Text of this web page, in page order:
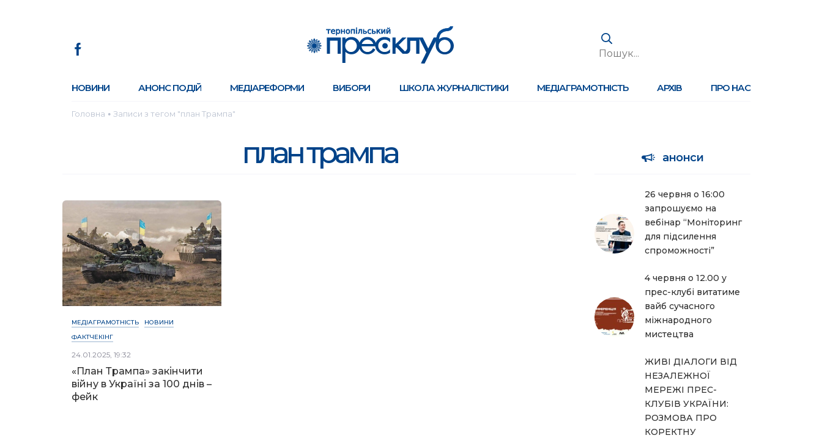
НОВИНИ АНОНС ПОДІЙ МЕДІАРЕФОРМИ ВИБОРИ ШКОЛА ЖУРНАЛІСТИКИ МЕДІАГРАМОТНІСТЬ АРХІВ ПРО НАС
Головна ● Записи з тегом "план Трампа"
план трампа
МЕДІАГРАМОТНІСТЬ
НОВИНИ
ФАКТЧЕКІНГ
24.01.2025, 19:32
«План Трампа» закінчити
війну в Україні за 100 днів –
фейк
анонси
26 червня о 16:00
запрошуємо на
вебінар “Моніторинг
для підсилення
спроможності”
4 червня о 12.00 у
прес-клубі витатиме
вайб сучасного
міжнародного
мистецтва
ЖИВІ ДІАЛОГИ ВІД
НЕЗАЛЕЖНОЇ
МЕРЕЖІ ПРЕС-
КЛУБІВ УКРАЇНИ:
РОЗМОВА ПРО
КОРЕКТНУ